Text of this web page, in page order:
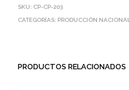
SKU: CP-CP-203
CATEGORÍAS: PRODUCCIÓN NACIONAL
PRODUCTOS RELACIONADOS